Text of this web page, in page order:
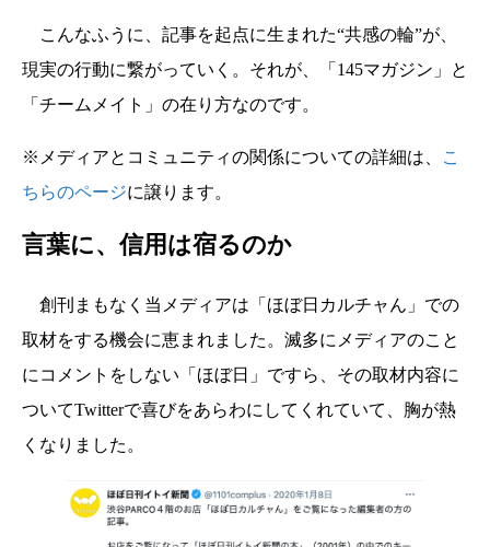
こんなふうに、記事を起点に生まれた“共感の輪”が、
現実の行動に繋がっていく。それが、「145マガジン」と
「チームメイト」の在り方なのです。
※メディアとコミュニティの関係についての詳細は、
こ
ちらのページに譲ります。
言葉に、信用は宿るのか
創刊まもなく当メディアは「ほぼ日カルチャん」での
取材をする機会に恵まれました。滅多にメディアのこと
にコメントをしない「ほぼ日」ですら、その取材内容に
ついてTwitterで喜びをあらわにしてくれていて、胸が熱
くなりました。